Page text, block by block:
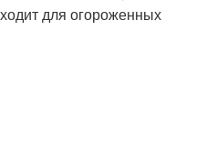
для огороженных